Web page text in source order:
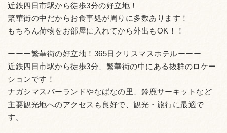
近鉄四日市駅から徒歩3分の好立地！
繁華街の中だからお食事処が周りに多数あります！
もちろん荷物をお部屋に入れてから外出もOK！！
ーーー繁華街の好立地！365日クリスマスホテルーーー
近鉄四日市駅から徒歩3分、繁華街の中にある抜群のロケー
ションです！
ナガシマスパーランドやなばなの里、鈴鹿サーキットなど
主要観光地へのアクセスも良好で、観光・旅行に最適で
す。